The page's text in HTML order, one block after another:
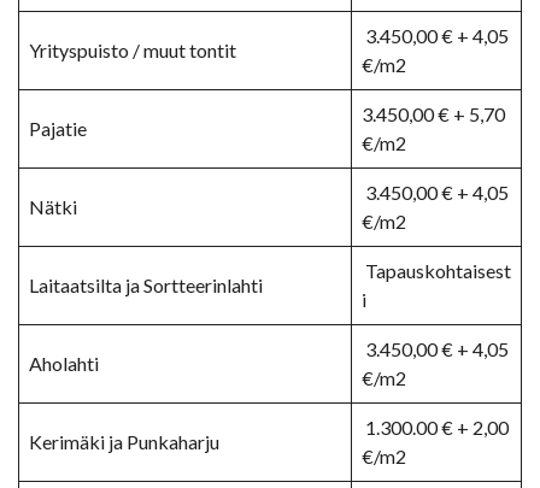
Yrityspuisto / muut tontit
3.450,00 € + 4,05
€/m2
Pajatie
3.450,00 € + 5,70
€/m2
Nätki
3.450,00 € + 4,05
€/m2
Laitaatsilta ja Sortteerinlahti
Tapauskohtaisest
i
Aholahti
3.450,00 € + 4,05
€/m2
Kerimäki ja Punkaharju
1.300.00 € + 2,00
€/m2